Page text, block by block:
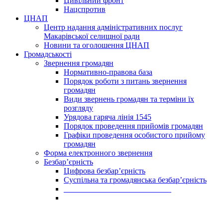
Нацспротив
ЦНАП
Центр надання адміністративних послуг
Макарівської селищної ради
Новини та оголошення ЦНАП
Громадськості
Звернення громадян
Нормативно-правова база
Порядок роботи з питань звернення
громадян
Види звернень громадян та терміни їх
розгляду
Урядова гаряча лінія 1545
Порядок проведення прийомів громадян
Графіки проведення особистого прийому
громадян
Форма електронного звернення
Безбар’єрність
Цифрова безбар’єрність
Суспільна та громадянська безбар’єрність